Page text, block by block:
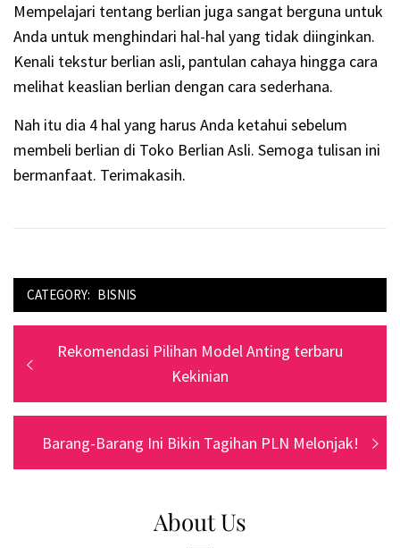
Mempelajari tentang berlian juga sangat berguna untuk
Anda untuk menghindari hal-hal yang tidak diinginkan.
Kenali tekstur berlian asli, pantulan cahaya hingga cara
melihat keaslian berlian dengan cara sederhana.
Nah itu dia 4 hal yang harus Anda ketahui sebelum
membeli berlian di Toko Berlian Asli. Semoga tulisan ini
bermanfaat. Terimakasih.
CATEGORY: BISNIS
Navigasi
pos
Previous
Rekomendasi Pilihan Model Anting terbaru
Kekinian
Next
post:
Barang-Barang Ini Bikin Tagihan PLN Melonjak!
About Us